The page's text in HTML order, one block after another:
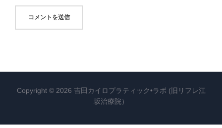
Copyright © 2026 吉田カイロプラティック•ラボ (旧リフレ江
坂治療院）